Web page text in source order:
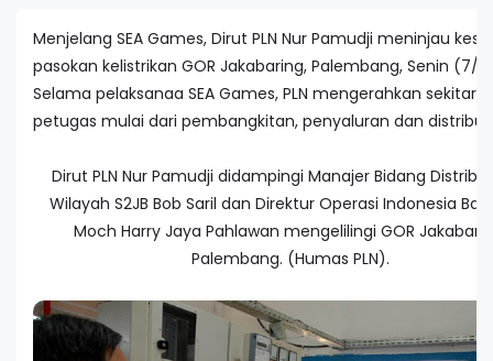
Menjelang SEA Games, Dirut PLN Nur Pamudji meninjau
pasokan kelistrikan GOR Jakabaring, Palembang, Senin (7/11/
Selama pelaksanaa SEA Games, PLN mengerahkan sekitar
petugas mulai dari pembangkitan, penyaluran dan
Dirut PLN Nur Pamudji didampingi Manajer Bidang
Wilayah S2JB Bob Saril dan Direktur Operasi Indonesia
Moch Harry Jaya Pahlawan mengelilingi GOR
Palembang. (Humas PLN).